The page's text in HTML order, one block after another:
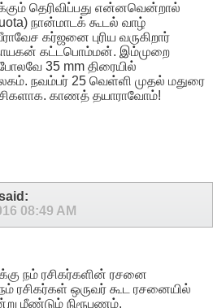
தெரிவிப்பது என்னவென்றால்
நான்மாடக் கூடல் வாழ்
கர்ஜனை புரிய வருகிறார்
கட்டபொம்மன். இம்முறை
35 mm திரையில்
நவம்பர் 25 வெள்ளி முதல் மதுரை
காணத் தயாராவோம்!
08:49 AM
நம் ரசிகர்களின் ரசனை
ரசிகர்கள் ஒருவர் கூட ரசனையில்
மீண்டும் நிரூபணம்.